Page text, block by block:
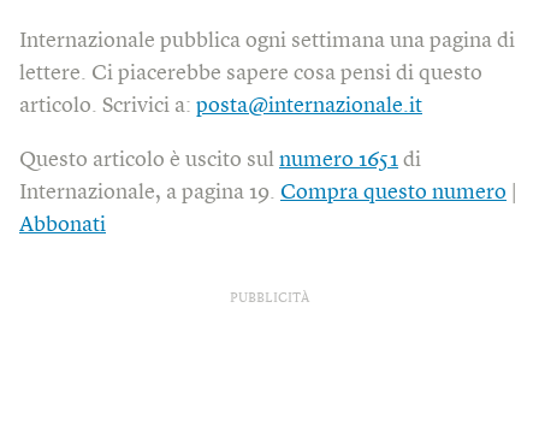
Internazionale pubblica ogni settimana una pagina di
lettere. Ci piacerebbe sapere cosa pensi di questo
articolo. Scrivici a: posta@internazionale.it
Questo articolo è uscito sul numero 1651 di
Internazionale, a pagina 19. Compra questo numero
Abbonati
PUBBLICITÀ